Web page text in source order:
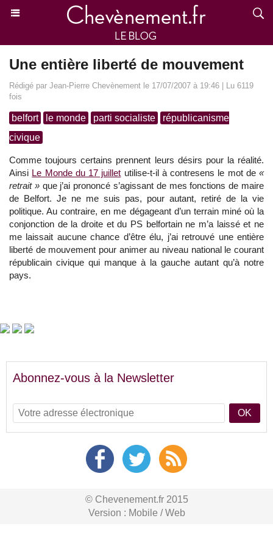
Une entière liberté de mouvement
Rédigé par Jean-Pierre Chevènement le 17/07/2007 à 19:46 | Lu 6119
fois
belfort le monde parti socialiste
républicanisme
civique
Comme toujours certains prennent leurs désirs pour la réalité.
Ainsi Le Monde du 17 juillet utilise-t-il à contresens le mot de «
retrait »que j’ai prononcé s’agissant de mes fonctions de maire
de Belfort. Je ne me suis pas, pour autant, retiré de la vie
politique. Au contraire, en me dégageant d’un terrain miné où la
conjonction de la droite et du PS belfortain ne m’a laissé et ne
me laissait aucune chance d’être élu, j’ai retrouvé une entière
liberté de mouvement pour animer au niveau national le courant
républicain civique qui manque à la gauche autant qu’à notre
pays.
Abonnez-vous à la Newsletter
OK
© Chevenement.fr 2015
Version : Mobile /Web